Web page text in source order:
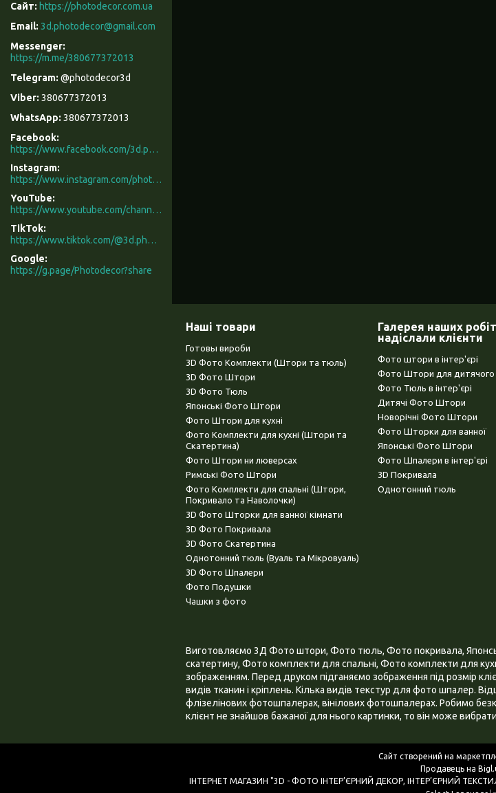
https://photodecor.com.ua
3d.photodecor@gmail.com
https://m.me/380677372013
@photodecor3d
380677372013
380677372013
Facebook
https://www.facebook.com/3d.photodecor/
Instagram
https://www.instagram.com/photodecor.com.ua/
YouTube
https://www.youtube.com/channel/UCXCUerfqRY1Pw7-IptdbqyA/videos
TikTok
https://www.tiktok.com/@3d.photodecor?is_from_webapp=1&sender_device=pc
Google
https://g.page/Photodecor?share
Наші товари
Готовы вироби
3D Фото Комплекти (Штори та тюль)
3D Фото Штори
3D Фото Тюль
Японські Фото Штори
Фото Штори для кухні
Фото Комплекти для кухні (Штори та
Скатертина)
Фото Штори ни люверсах
Римські Фото Штори
Фото Комплекти для спальні (Штори,
Покривало та Наволочки)
3D Фото Шторки для ванної кімнати
3D Фото Покривала
3D Фото Скатертина
Однотонний тюль (Вуаль та Мікровуаль)
3D Фото Шпалери
Фото Подушки
Чашки з фото
Галерея наших
надіслали клієнти
Фото штори в інтер'єрі
Фото Штори для дитячого
Фото Тюль в інтер'єрі
Дитячі Фото Штори
Новорічні Фото Штори
Фото Шторки для ванної
Японські Фото Штори
Фото Шпалери в інтер'єрі
3D Покривала
Однотонний тюль
Виготовляємо 3Д Фото штори, Фото тюль, Фото покривала,
скатертину, Фото комплекти для спальні, Фото комплекти для
зображенням. Перед друком підганяємо зображення під розмір
видів тканин і кріплень. Кілька видів текстур для фото шпалер.
флізелінових фотошпалерах, вінілових фотошпалерах. Робимо
клієнт не знайшов бажаної для нього картинки, то він може
Сайт створений на
Продавець на